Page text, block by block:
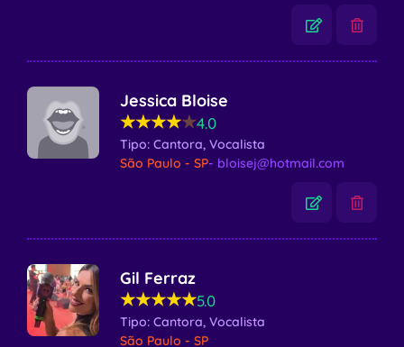
Jessica Bloise
★★★★★
★★★★★4.0
Tipo: Cantora, Vocalista
São Paulo - SP- bloisej@hotmail.com
Gil Ferraz
★★★★★
★★★★★5.0
Tipo: Cantora, Vocalista
São Paulo - SP